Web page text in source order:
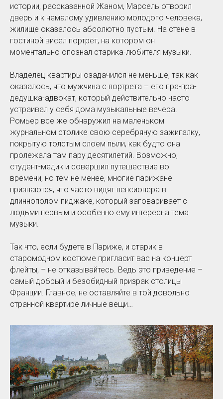
истории, рассказанной Жаном, Марсель отворил
дверь и к немалому удивлению молодого человека,
жилище оказалось абсолютно пустым. На стене в
гостиной висел портрет, на котором он
моментально опознал старика-любителя музыки.
Владелец квартиры озадачился не меньше, так как
оказалось, что мужчина с портрета – его пра-пра-
дедушка-адвокат, который действительно часто
устраивал у себя дома музыкальные вечера.
Ромьер все же обнаружил на маленьком
журнальном столике свою серебряную зажигалку,
покрытую толстым слоем пыли, как будто она
пролежала там пару десятилетий. Возможно,
студент-медик и совершил путешествие во
времени, но тем не менее, многие парижане
признаются, что часто видят пенсионера в
длиннополом пиджаке, который заговаривает с
людьми первым и особенно ему интересна тема
музыки.
Так что, если будете в Париже, и старик в
старомодном костюме пригласит вас на концерт
флейты, – не отказывайтесь. Ведь это приведение –
самый добрый и безобидный призрак столицы
Франции. Главное, не оставляйте в той довольно
странной квартире личные вещи…